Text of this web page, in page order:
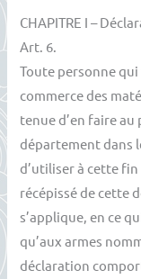
CHAPITRE I –
Art. 6.
Toute personne
commerce des
tenue d’en faire
département dans
d’utiliser à cette
récépissé de cette
s’applique, en ce
qu’aux armes
déclaration